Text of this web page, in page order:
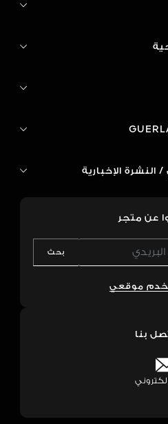
النشرة الإخبارية
عن متجر
بحث
موقعي
بنا